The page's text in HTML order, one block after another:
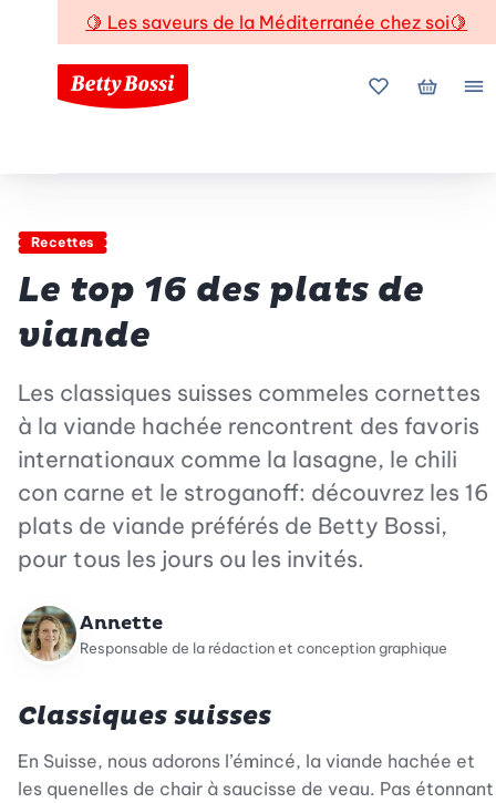
🍋 Les saveurs de la Méditerranée chez soi🍋
Mes favoris
Mon
Recettes
Le top 16 des plats de
viande
Les classiques suisses commeles cornettes
à la viande hachée rencontrent des favoris
internationaux comme la lasagne, le chili
con carne et le stroganoff: découvrez les 16
plats de viande préférés de Betty Bossi,
pour tous les jours ou les invités.
Annette
Responsable de la rédaction et conception graphique
Classiques suisses
En Suisse, nous adorons l’émincé, la viande hachée et
les quenelles de chair à saucisse de veau. Pas étonnant